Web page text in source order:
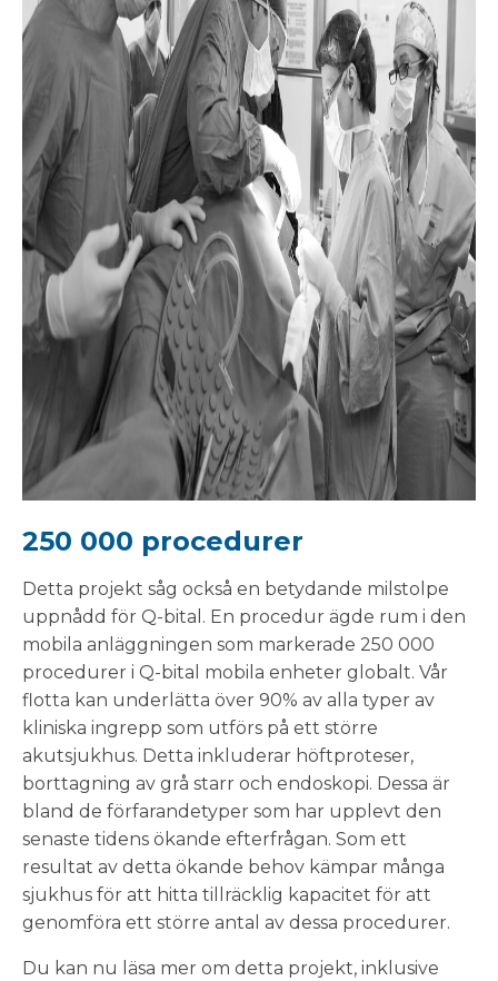
250 000 procedurer
Detta projekt såg också en betydande milstolpe
uppnådd för Q-bital. En procedur ägde rum i den
mobila anläggningen som markerade 250 000
procedurer i Q-bital mobila enheter globalt. Vår
flotta kan underlätta över 90% av alla typer av
kliniska ingrepp som utförs på ett större
akutsjukhus. Detta inkluderar höftproteser,
borttagning av grå starr och endoskopi. Dessa är
bland de förfarandetyper som har upplevt den
senaste tidens ökande efterfrågan. Som ett
resultat av detta ökande behov kämpar många
sjukhus för att hitta tillräcklig kapacitet för att
genomföra ett större antal av dessa procedurer.
Du kan nu läsa mer om detta projekt, inklusive